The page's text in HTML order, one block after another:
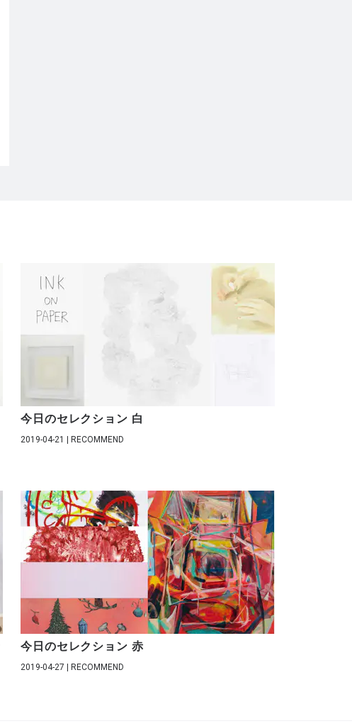
今日のセレクション 白
2019-04-21 | RECOMMEND
今日のセレクション 赤
2019-04-27 | RECOMMEND